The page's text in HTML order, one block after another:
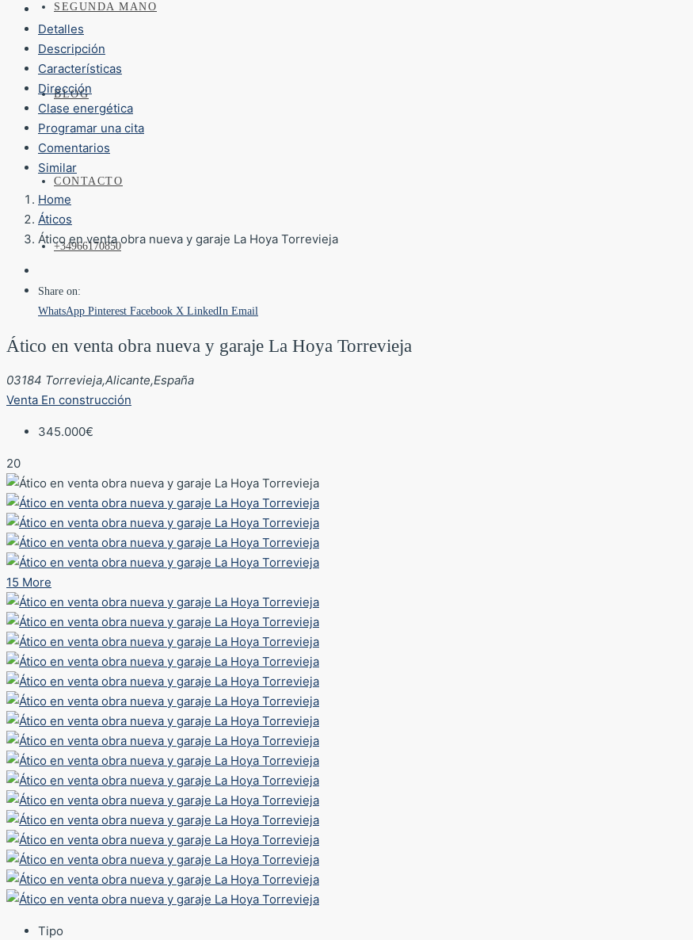
SEGUNDA MANO
BLOG
CONTACTO
+34966170850
Detalles
Descripción
Características
Dirección
Clase energética
Programar una cita
Comentarios
Similar
Home
Áticos
Ático en venta obra nueva y garaje La Hoya Torrevieja
Share on:
WhatsApp Pinterest Facebook X LinkedIn Email
Ático en venta obra nueva y garaje La Hoya Torrevieja
03184 Torrevieja,Alicante,España
Venta En construcción
345.000€
20
15 More
Tipo